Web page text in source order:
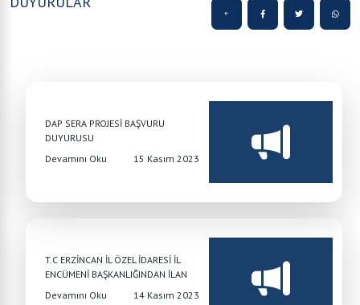
DAP SERA PROJESİ BAŞVURU
DUYURUSU
Devamını Oku
15 Kasım 2023
T.C ERZİNCAN İL ÖZEL İDARESİ İL
ENCÜMENİ BAŞKANLIĞINDAN İLAN
Devamını Oku
14 Kasım 2023